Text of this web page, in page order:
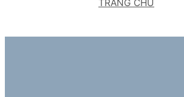
TRANG CHỦ